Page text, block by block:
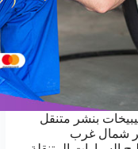
بنشر متنقل
شمال غرب